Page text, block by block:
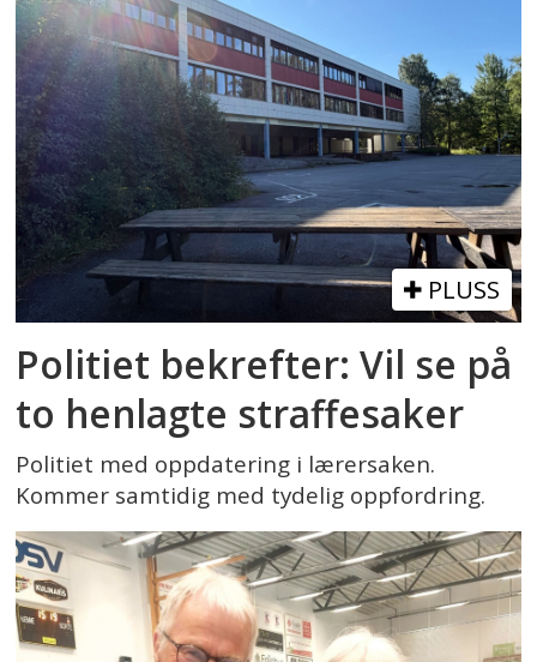
PLUSS
Politiet bekrefter: Vil se på
to henlagte straffesaker
Politiet med oppdatering i lærersaken.
Kommer samtidig med tydelig oppfordring.